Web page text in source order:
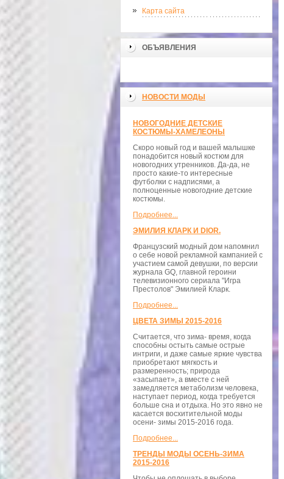
Карта сайта
ОБЪЯВЛЕНИЯ
НОВОСТИ МОДЫ
НОВОГОДНИЕ ДЕТСКИЕ
КОСТЮМЫ-ХАМЕЛЕОНЫ
Скоро новый год и вашей малышке
понадобится новый костюм для
новогодних утренников. Да-да, не
просто какие-то интересные
футболки с надписями, а
полноценные новогодние детские
костюмы.
Подробнее...
ЭМИЛИЯ КЛАРК И DIOR.
Французский модный дом напомнил
о себе новой рекламной кампанией с
участием самой девушки, по версии
журнала GQ, главной героини
телевизионного сериала "Игра
Престолов" Эмилией Кларк.
Подробнее...
ЦВЕТА ЗИМЫ 2015-2016
Считается, что зима- время, когда
способны остыть самые острые
интриги, и даже самые яркие чувства
приобретают мягкость и
размеренность; природа
«засыпает», а вместе с ней
замедляется метаболизм человека,
наступает период, когда требуется
больше сна и отдыха. Но это явно не
касается восхитительной моды
осени- зимы 2015-2016 года.
Подробнее...
ТРЕНДЫ МОДЫ ОСЕНЬ-ЗИМА
2015-2016